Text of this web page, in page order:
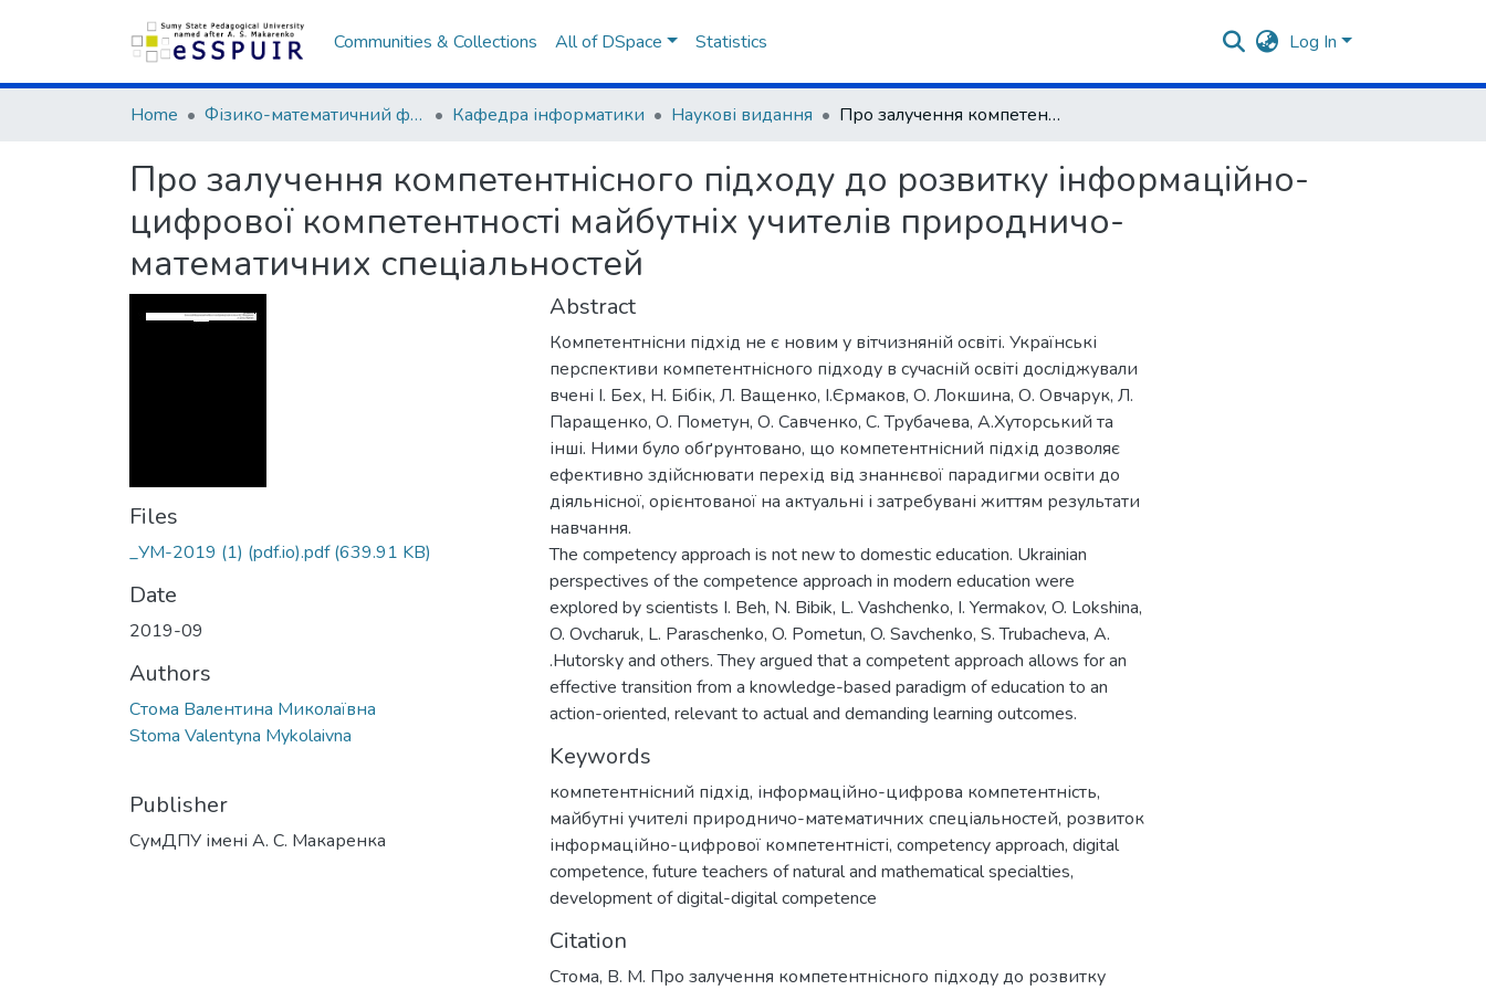
Communities & Collections All of DSpace Statistics Log In
Home Фізико-математичний факультет Кафедра інформатики Наукові видання Про залучення компетентнісного підходу до розвитку інформаційно-цифрової компетентності майбутніх учителів природничо-математичних спеціальностей
Про залучення компетентнісного підходу до розвитку інформаційно-
цифрової компетентності майбутніх учителів природничо-
математичних спеціальностей
Files
_УМ-2019 (1) (pdf.io).pdf(639.91 KB)
Date
2019-09
Authors
Стома Валентина Миколаївна
Stoma Valentyna Mykolaivna
Publisher
СумДПУ імені А. С. Макаренка
Abstract
Компетентнісни підхід не є новим у вітчизняній освіті. Українські
перспективи компетентнісного підходу в сучасній освіті досліджували
вчені І. Бех, Н. Бібік, Л. Ващенко, І.Єрмаков, О. Локшина, О. Овчарук, Л.
Паращенко, О. Пометун, О. Савченко, С. Трубачева, А.Хуторський та
інші. Ними було обґрунтовано, що компетентнісний підхід дозволяє
ефективно здійснювати перехід від знаннєвої парадигми освіти до
діяльнісної, орієнтованої на актуальні і затребувані життям результати
навчання.
The competency approach is not new to domestic education. Ukrainian
perspectives of the competence approach in modern education were
explored by scientists I. Beh, N. Bibik, L. Vashchenko, I. Yermakov, O. Lokshina,
O. Ovcharuk, L. Paraschenko, O. Pometun, O. Savchenko, S. Trubacheva, A.
.Hutorsky and others. They argued that a competent approach allows for an
effective transition from a knowledge-based paradigm of education to an
action-oriented, relevant to actual and demanding learning outcomes.
Keywords
компетентнісний підхід, інформаційно-цифрова компетентність,
майбутні учителі природничо-математичних спеціальностей, розвиток
інформаційно-цифрової компетентністі, competency approach, digital
competence, future teachers of natural and mathematical specialties,
development of digital-digital competence
Citation
Стома, В. М. Про залучення компетентнісного підходу до розвитку